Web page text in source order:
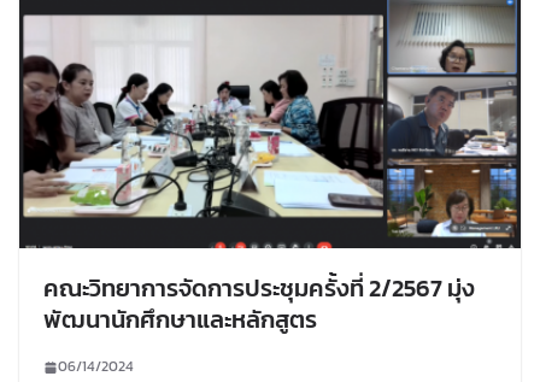
คณะวิทยาการจัดการประชุมครั้งที่ 2/2567 มุ่ง
พัฒนานักศึกษาและหลักสูตร
06/14/2024